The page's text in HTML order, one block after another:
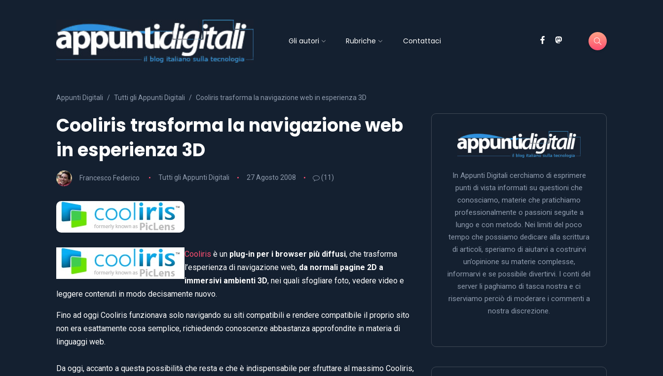
Gli autori Rubriche Contattaci
Appunti Digitali Tutti gli Appunti Digitali Cooliris trasforma la navigazione web in esperienza 3D
Cooliris trasforma la navigazione web
in esperienza 3D
Francesco Federico Tutti gli Appunti Digitali 27 Agosto 2008 (11)
Cooliris è un plug-in per i browser più diffusi, che trasforma
l’esperienza di navigazione web, da normali pagine 2D a
immersivi ambienti 3D, nei quali sfogliare foto, vedere video e
leggere contenuti in modo decisamente nuovo.
Fino ad oggi Cooliris funzionava solo navigando su siti compatibili e rendere compatibile il proprio sito
non era esattamente cosa semplice, richiedendo conoscenze abbastanza approfondite in materia di
linguaggi web.
Da oggi, accanto a questa possibilità che resta e che è indispensabile per sfruttare al massimo Cooliris,
In Appunti Digitali cerchiamo di esprimere
punti di vista informati su questioni che
conosciamo, materie che pratichiamo
professionalmente o passioni seguite a
lungo e con metodo. Nei limiti del poco
tempo che possiamo dedicare alla scrittura
di articoli, speriamo di aiutarvi a costruirvi
un’opinione su materie complesse,
informarvi e se possibile divertirvi. I conti del
server li paghiamo di tasca nostra e ci
riserviamo perciò di moderare i commenti a
nostra discrezione.